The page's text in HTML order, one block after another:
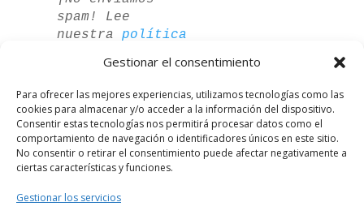
Gestionar el consentimiento
Para ofrecer las mejores experiencias, utilizamos tecnologías como las
cookies para almacenar y/o acceder a la información del dispositivo.
Consentir estas tecnologías nos permitirá procesar datos como el
comportamiento de navegación o identificadores únicos en este sitio.
No consentir o retirar el consentimiento puede afectar negativamente a
ciertas características y funciones.
Gestionar los servicios
spam! Lee
nuestra política
para más
información.